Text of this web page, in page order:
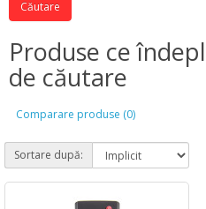
Produse ce
de căutare
Comparare produse (0)
Sortare după: